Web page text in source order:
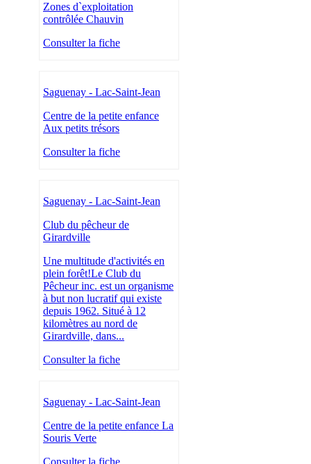
Zones d`exploitation
contrôlée Chauvin
Consulter la fiche
Saguenay - Lac-Saint-Jean
Centre de la petite enfance
Aux petits trésors
Consulter la fiche
Saguenay - Lac-Saint-Jean
Club du pêcheur de
Girardville
Une multitude d'activités en
plein forêt!Le Club du
Pêcheur inc. est un organisme
à but non lucratif qui existe
depuis 1962. Situé à 12
kilomètres au nord de
Girardville, dans...
Consulter la fiche
Saguenay - Lac-Saint-Jean
Centre de la petite enfance La
Souris Verte